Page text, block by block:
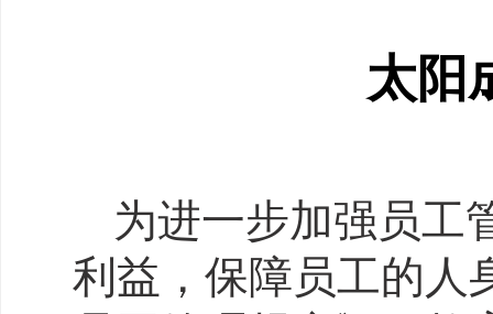
太阳
为进一步加强员工
利益，保障员工的人